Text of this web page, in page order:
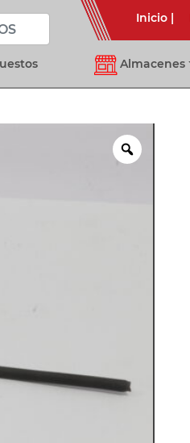
Inicio|
Almacenes